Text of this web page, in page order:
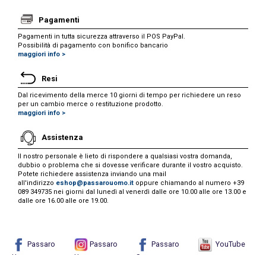
Pagamenti
Pagamenti in tutta sicurezza attraverso il POS PayPal.
Possibilità di pagamento con bonifico bancario
maggiori info >
Resi
Dal ricevimento della merce 10 giorni di tempo per richiedere un reso
per un cambio merce o restituzione prodotto.
maggiori info >
Assistenza
Il nostro personale è lieto di rispondere a qualsiasi vostra domanda,
dubbio o problema che si dovesse verificare durante il vostro acquisto.
Potete richiedere assistenza inviando una mail
all'indirizzo eshop@passarouomo.it oppure chiamando al numero +39
089 349735 nei giorni dal lunedì al venerdì dalle ore 10.00 alle ore 13.00 e
dalle ore 16.00 alle ore 19.00.
Passaro Passaro Passaro YouTube